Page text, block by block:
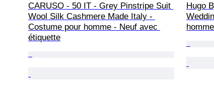
CARUSO - 50 IT - Grey Pinstripe Suit
Wool Silk Cashmere Made Italy -
Costume pour homme - Neuf avec
étiquette
Hugo
homme